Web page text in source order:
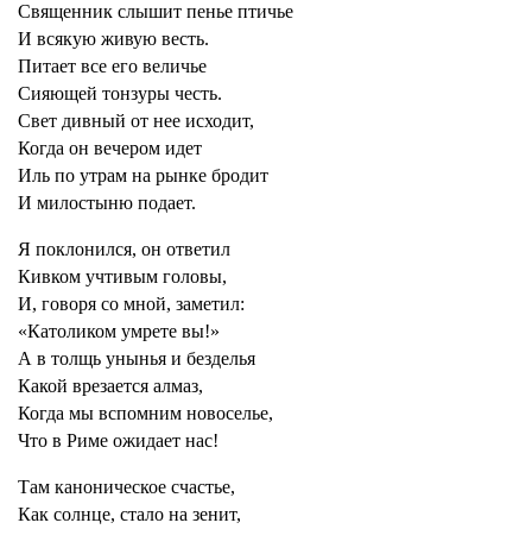
Священник слышит пенье птичье
И всякую живую весть.
Питает все его величье
Сияющей тонзуры честь.
Свет дивный от нее исходит,
Когда он вечером идет
Иль по утрам на рынке бродит
И милостыню подает.
Я поклонился, он ответил
Кивком учтивым головы,
И, говоря со мной, заметил:
«Католиком умрете вы!»
А в толщь унынья и безделья
Какой врезается алмаз,
Когда мы вспомним новоселье,
Что в Риме ожидает нас!
Там каноническое счастье,
Как солнце, стало на зенит,